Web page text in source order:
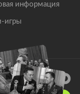
информация
игры